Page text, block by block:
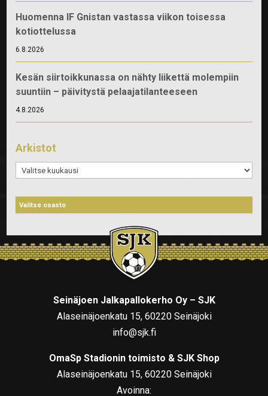
Huomenna IF Gnistan vastassa viikon toisessa
kotiottelussa
6.8.2026
Kesän siirtoikkunassa on nähty liikettä molempiin
suuntiin – päivitystä pelaajatilanteeseen
4.8.2026
Arkistot
Arkistot
Seinäjoen Jalkapallokerho Oy – SJK
Alaseinäjoenkatu 15, 60220 Seinäjoki
info@sjk.fi
OmaSp Stadionin toimisto & SJK Shop
Alaseinäjoenkatu 15, 60220 Seinäjoki
Avoinna: